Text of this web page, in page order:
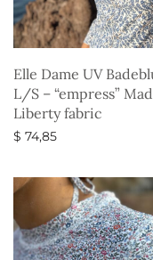
Elle Dame UV
L/S – “empress”
Liberty fabric
$ 74,85